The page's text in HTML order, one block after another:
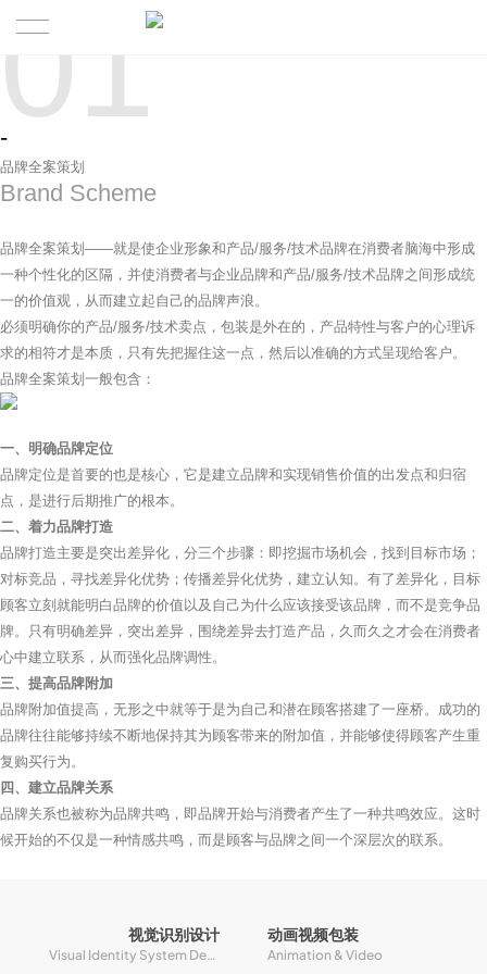
01
-
品牌全案策划
Brand Scheme
品牌全案策划——就是使企业形象和产品/服务/技术品牌在消费者脑海中形成
一种个性化的区隔，并使消费者与企业品牌和产品/服务/技术品牌之间形成统
一的价值观，从而建立起自己的品牌声浪。
必须明确你的产品/服务/技术卖点，包装是外在的，产品特性与客户的心理诉
求的相符才是本质，只有先把握住这一点，然后以准确的方式呈现给客户。
品牌全案策划一般包含：
一、明确品牌定位
品牌定位是首要的也是核心，它是建立品牌和实现销售价值的出发点和归宿
点，是进行后期推广的根本。
二、着力品牌打造
品牌打造主要是突出差异化，分三个步骤：即挖掘市场机会，找到目标市场；
对标竞品，寻找差异化优势；传播差异化优势，建立认知。有了差异化，目标
顾客立刻就能明白品牌的价值以及自己为什么应该接受该品牌，而不是竞争品
牌。只有明确差异，突出差异，围绕差异去打造产品，久而久之才会在消费者
心中建立联系，从而强化品牌调性。
三、提高品牌附加
品牌附加值提高，无形之中就等于是为自己和潜在顾客搭建了一座桥。成功的
品牌往往能够持续不断地保持其为顾客带来的附加值，并能够使得顾客产生重
复购买行为。
四、建立品牌关系
品牌关系也被称为品牌共鸣，即品牌开始与消费者产生了一种共鸣效应。这时
候开始的不仅是一种情感共鸣，而是顾客与品牌之间一个深层次的联系。
视觉识别设计
Visual Identity System Design
动画视频包装
Animation & Video
HOME
ABOUT
BRAND
SERVICE
NEWS